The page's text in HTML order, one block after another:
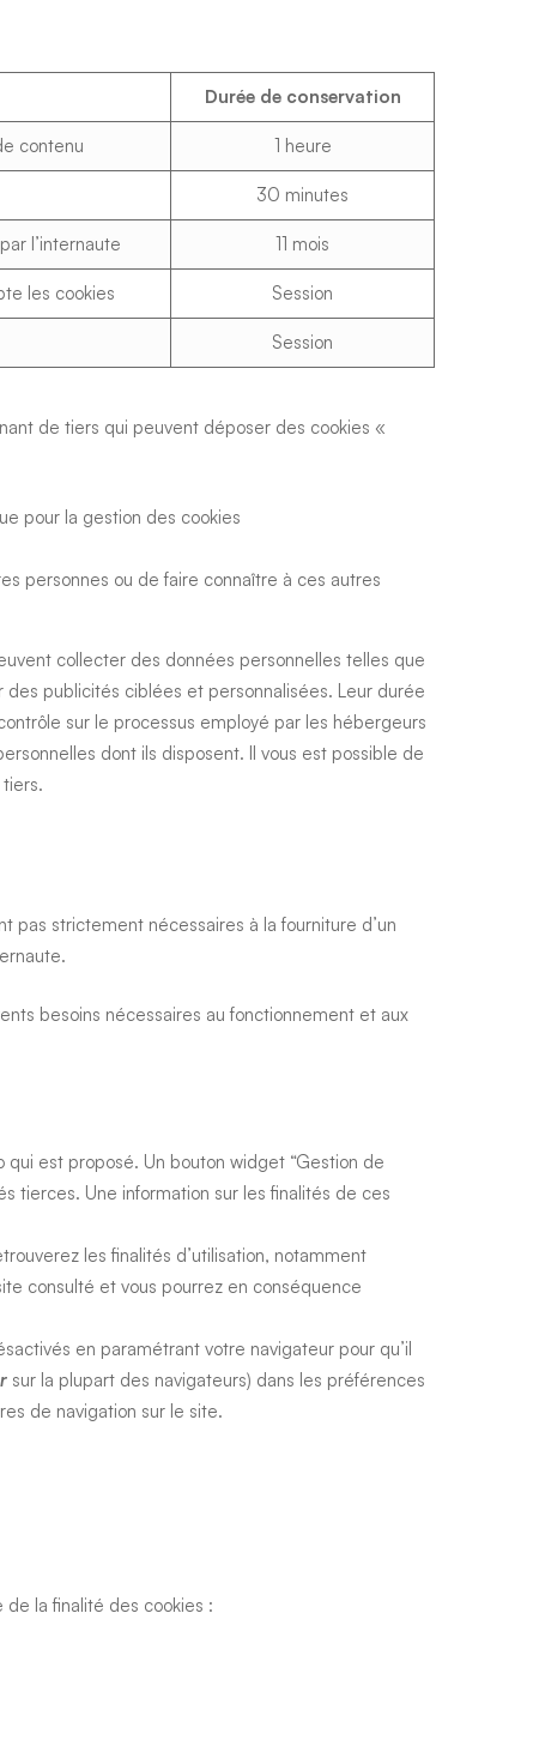
Durée de conservation
contenu 1 heure
30 minutes
l’internaute 11 mois
les cookies Session
Session
de tiers qui peuvent déposer des cookies «
pour la gestion des cookies
personnes ou de faire connaître à ces autres
collecter des données personnelles telles que
publicités ciblées et personnalisées. Leur durée
sur le processus employé par les hébergeurs
dont ils disposent. Il vous est possible de
pas strictement nécessaires à la fourniture d’un
besoins nécessaires au fonctionnement et aux
est proposé. Un bouton widget “Gestion de
tierces. Une information sur les finalités de ces
les finalités d’utilisation, notamment
consulté et vous pourrez en conséquence
en paramétrant votre navigateur pour qu’il
sur la plupart des navigateurs) dans les préférences
de navigation sur le site.
la finalité des cookies :